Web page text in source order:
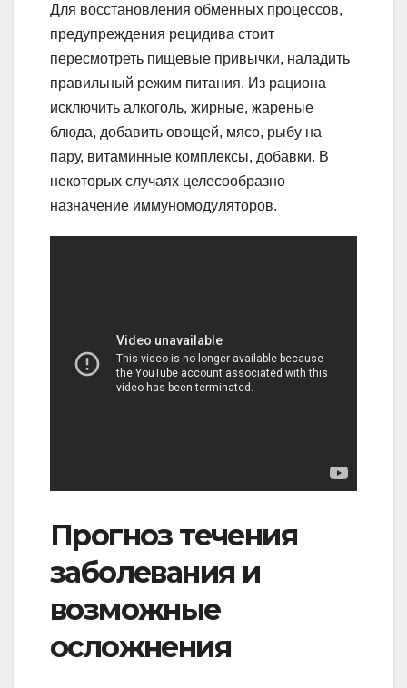
Для восстановления обменных процессов,
предупреждения рецидива стоит
пересмотреть пищевые привычки, наладить
правильный режим питания. Из рациона
исключить алкоголь, жирные, жареные
блюда, добавить овощей, мясо, рыбу на
пару, витаминные комплексы, добавки. В
некоторых случаях целесообразно
назначение иммуномодуляторов.
Прогноз течения
заболевания и
возможные
осложнения